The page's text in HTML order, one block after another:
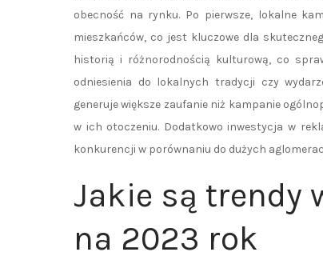
obecność na rynku. Po pierwsze, lokalne
mieszkańców, co jest kluczowe dla
historią i różnorodnością kulturową, co
odniesienia do lokalnych tradycji czy
generuje większe zaufanie niż kampanie
w ich otoczeniu. Dodatkowo inwestycja w
konkurencji w porównaniu do dużych
Jakie są trendy
na 2023 rok